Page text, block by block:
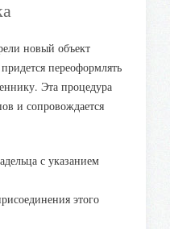
новый объект
переоформлять
Эта процедура
и сопровождается
с указанием
этого